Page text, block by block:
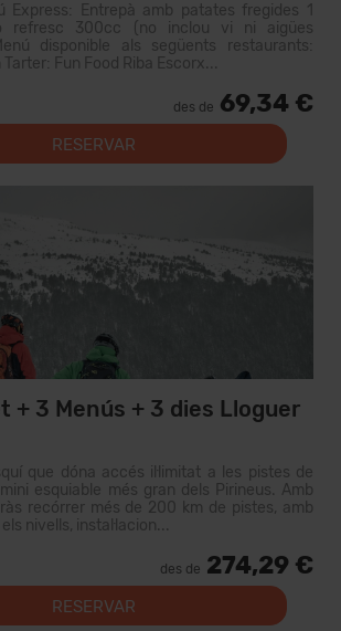
Express: Entrepà amb patates fregides 1
refresc 300cc (no inclou vi ni aigües
disponible als següents restaurants:
Tarter: Fun Food Riba Escorx...
des de 69,34 €
RESERVAR
+ 3 Menús + 3 dies Lloguer
que dóna accés il·limitat a les pistes de
esquiable més gran dels Pirineus. Amb
recórrer més de 200 km de pistes, amb
nivells, instal·lacion...
des de 274,29 €
RESERVAR